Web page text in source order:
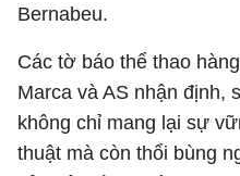
Bernabeu.
Các tờ báo thể thao
Marca và AS nhận định,
không chỉ mang lại sự
thuật mà còn thổi bùng